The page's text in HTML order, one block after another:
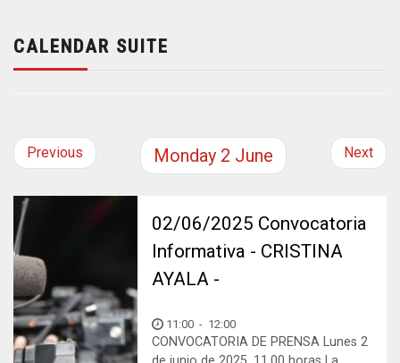
CALENDAR SUITE
Previous Monday 2 June Next
02/06/2025 Convocatoria
Informativa - CRISTINA
AYALA -
11:00 - 12:00
CONVOCATORIA DE PRENSA Lunes 2